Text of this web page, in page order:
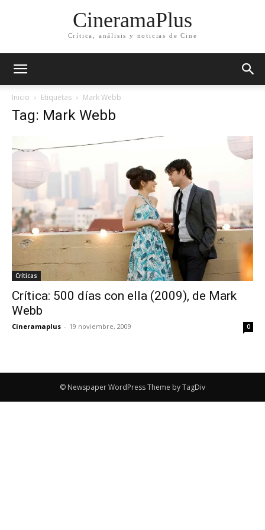
CineramaPlus
Crítica, análisis y noticias de Cine
Inicio Etiquetas Mark Webb
Tag: Mark Webb
Críticas
Crítica: 500 días con ella (2009), de Mark
Webb
Cineramaplus - 19 noviembre, 2009 0
© Newspaper WordPress Theme by TagDiv